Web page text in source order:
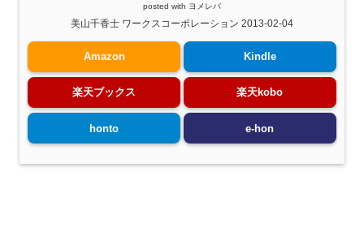
posted with ヨメレバ
美山千香士 ワークスコーポレーション 2013-02-04
Amazon Kindle
楽天ブックス 楽天kobo
honto e-hon